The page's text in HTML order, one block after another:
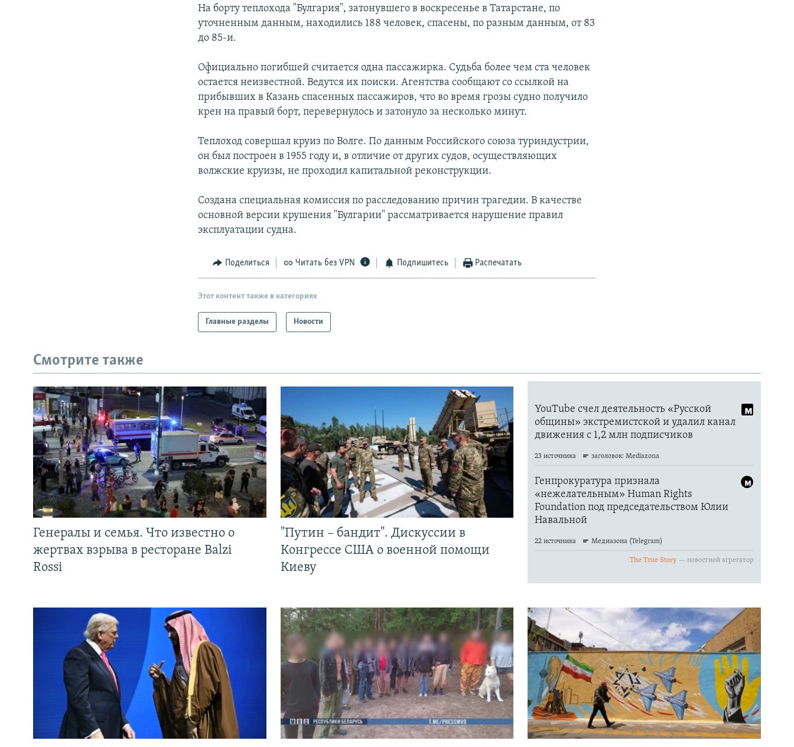
На борту теплохода "Булгария", затонувшего в воскресенье в Татарстане, по
уточненным данным, находились 188 человек, спасены, по разным данным, от 83
до 85-и.
Официально погибшей считается одна пассажирка. Судьба более чем ста человек
остается неизвестной. Ведутся их поиски. Агентства сообщают со ссылкой на
прибывших в Казань спасенных пассажиров, что во время грозы судно получило
крен на правый борт, перевернулось и затонуло за несколько минут.
Теплоход совершал круиз по Волге. По данным Российского союза туриндустрии,
он был построен в 1955 году и, в отличие от других судов, осуществляющих
волжские круизы, не проходил капитальной реконструкции.
Создана специальная комиссия по расследованию причин трагедии. В качестве
основной версии крушения "Булгарии" рассматривается нарушение правил
эксплуатации судна.
Поделиться Читать без VPN Подпишитесь Распечатать
Этот контент также в категориях
Главные разделы Новости
Смотрите также
Генералы и семья. Что известно о
жертвах взрыва в ресторане Balzi
Rossi
"Путин – бандит". Дискуссии в
Конгрессе США о военной помощи
Киеву